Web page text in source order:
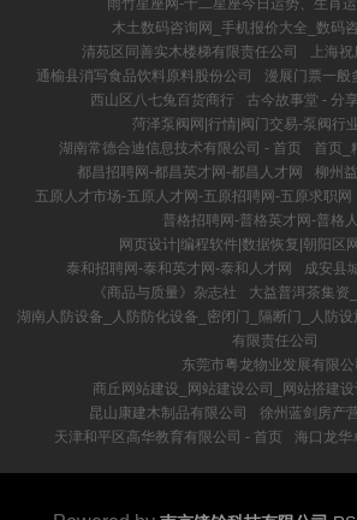
雨竹星座网-十二星座今日运势、生肖
木土数码咨询网_手机报价大全_数码
清苑区同善实木楼梯有限责任公司
上海
通榆县消写食品饮料原料股份公司
漫展门票一般
西山区八七兔百货商行
古今故事堂 - 分
菏泽泵阀网|行情|阀门交易-泵阀行
湖南常德合迪信息技术有限公司 - 首页
首页_
都昌招聘网-都昌英才网-都昌人才网
柳州
五原人才市场-五原人才网-五原招聘网-五原求职网
普格招聘网-普格英才网-普格
网页设计|编程软件|数据恢复|朝阳区
泰和招聘网-泰和英才网-泰和人才网
成安县
《商品与质量》杂志社
大益普洱茶集资
湖南人防设备_人防防化设备_密闭门_隔断门_人防
有限责任公司
东莞市粤龙物业发展有限公
商丘网站建设_网站建设公司_网站搭建
昆山康建木制品有限公司
徐州蓝剑房产
天津和平区高华教育有限公司 - 首页
海口龙华